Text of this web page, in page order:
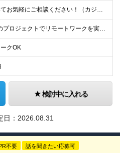
給与についてお気軽にご相談ください！（カジュアル面談可能） 月給35万円～＋各種手当＋賞与2回 ※固定残業代は、時間外労働の有無に関わらず40時間分を87,500円～支給 ※超過分は別途支給 ※試用
◆2/3以上のプロジェクトでリモートワークを実施中！ ≪自社拠点≫ ・東京本社／東京都千代田区丸の内二丁目6番1号 丸の内パークビルディング6階 ・関西支社／⼤阪府⼤阪市中央区安⼟町2-3-13 ⼤
クOK
検討中に入れる
： 2026.08.31
不要 話を聞きたい応募可